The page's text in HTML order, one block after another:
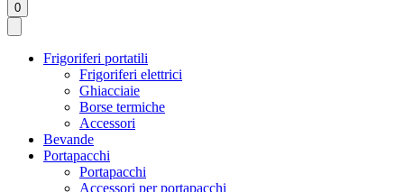
0
Frigoriferi portatili
Frigoriferi elettrici
Ghiacciaie
Borse termiche
Accessori
Bevande
Portapacchi
Portapacchi
Accessori per portapacchi